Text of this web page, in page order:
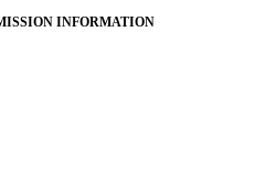
INFORMATION